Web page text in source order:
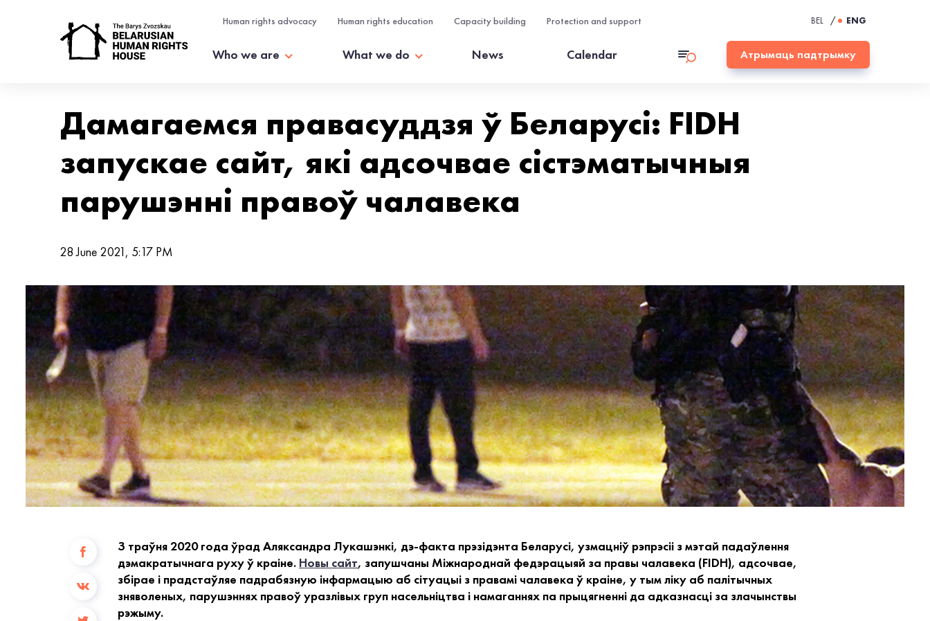
Human rights advocacy Human rights education Capacity building Protection and support BEL / ENG
Who we are What we do News Calendar Атрымаць падтрымку
Дамагаемся правасуддзя ў Беларусі: FIDH
запускае сайт, які адсочвае сістэматычныя
парушэнні правоў чалавека
28 June 2021, 5:17 PM
З траўня 2020 года ўрад Аляксандра Лукашэнкі, дэ-факта прэзідэнта Беларусі, узмацніў рэпрэсіі з мэтай падаўлення
дэмакратычнага руху ў краіне. Новы сайт, запушчаны Міжнароднай федэрацыяй за правы чалавека (FIDH), адсочвае,
збірае і прадстаўляе падрабязную інфармацыю аб сітуацыі з правамі чалавека ў краіне, у тым ліку аб палітычных
зняволеных, парушэннях правоў уразлівых груп насельніцтва і намаганнях па прыцягненні да адказнасці за злачынствы
рэжыму.